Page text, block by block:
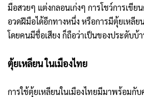
มือสวยๆ แต่งกลอนเก่งๆ การโชว์การเขีย
อวดฝีมือได้อีกทางหนึ่ง หรือการมีตุ้ยเหลีย
โดยคนมีชื่อเสียง ก็ถือว่าเป็นของประดับบ้
ตุ้ยเหลียน ในเมืองไทย
การใช้ตุ้ยเหลียนในเมืองไทยมีมาพร้อมกั